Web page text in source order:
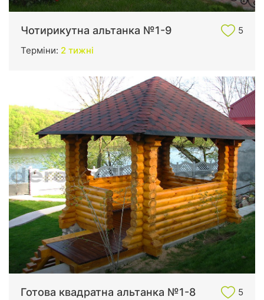
Чотирикутна альтанка №1-9
5
Терміни: 2 тижні
Готова квадратна альтанка №1-8 5